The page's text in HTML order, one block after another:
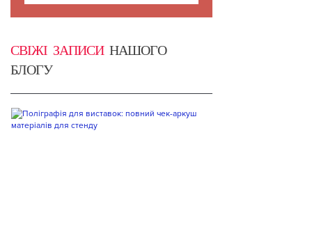
СВІЖІ ЗАПИСИНАШОГО
БЛОГУ